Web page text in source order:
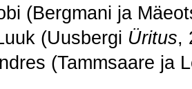
(Bergmani ja
(Uusbergi Üritus,
(Tammsaare ja